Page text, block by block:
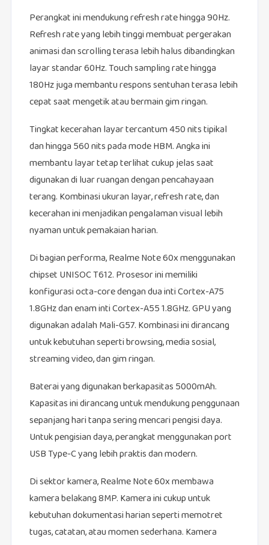
Perangkat ini mendukung refresh rate hingga 90Hz.
Refresh rate yang lebih tinggi membuat pergerakan
animasi dan scrolling terasa lebih halus dibandingkan
layar standar 60Hz. Touch sampling rate hingga
180Hz juga membantu respons sentuhan terasa lebih
cepat saat mengetik atau bermain gim ringan.
Tingkat kecerahan layar tercantum 450 nits tipikal
dan hingga 560 nits pada mode HBM. Angka ini
membantu layar tetap terlihat cukup jelas saat
digunakan di luar ruangan dengan pencahayaan
terang. Kombinasi ukuran layar, refresh rate, dan
kecerahan ini menjadikan pengalaman visual lebih
nyaman untuk pemakaian harian.
Di bagian performa, Realme Note 60x menggunakan
chipset UNISOC T612. Prosesor ini memiliki
konfigurasi octa-core dengan dua inti Cortex-A75
1.8GHz dan enam inti Cortex-A55 1.8GHz. GPU yang
digunakan adalah Mali-G57. Kombinasi ini dirancang
untuk kebutuhan seperti browsing, media sosial,
streaming video, dan gim ringan.
Baterai yang digunakan berkapasitas 5000mAh.
Kapasitas ini dirancang untuk mendukung penggunaan
sepanjang hari tanpa sering mencari pengisi daya.
Untuk pengisian daya, perangkat menggunakan port
USB Type-C yang lebih praktis dan modern.
Di sektor kamera, Realme Note 60x membawa
kamera belakang 8MP. Kamera ini cukup untuk
kebutuhan dokumentasi harian seperti memotret
tugas, catatan, atau momen sederhana. Kamera